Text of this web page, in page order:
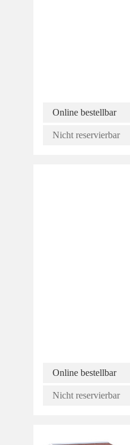
Online bestellbar
Nicht reservierbar
Online bestellbar
Nicht reservierbar